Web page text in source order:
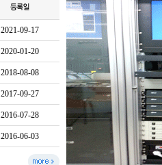
2021-09-17
2020-01-20
2018-08-08
2017-09-27
2016-07-28
2016-06-03